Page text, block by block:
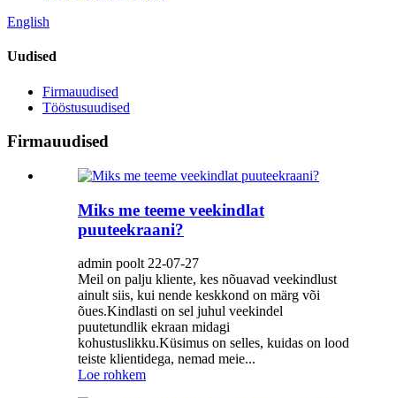
English
Uudised
Firmauudised
Tööstusuudised
Firmauudised
Miks me teeme veekindlat
puuteekraani?
admin poolt 22-07-27
Meil on palju kliente, kes nõuavad veekindlust
ainult siis, kui nende keskkond on märg või
õues.Kindlasti on sel juhul veekindel
puutetundlik ekraan midagi
kohustuslikku.Küsimus on selles, kuidas on lood
teiste klientidega, nemad meie...
Loe rohkem